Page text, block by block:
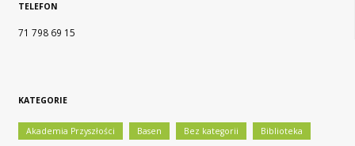
TELEFON
71 798 69 15
KATEGORIE
Akademia Przyszłości Basen Bez kategorii Biblioteka